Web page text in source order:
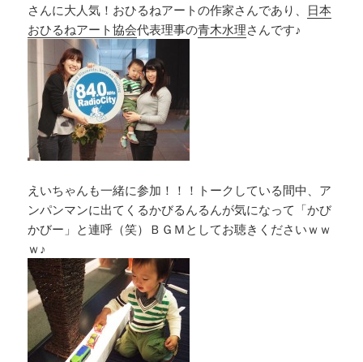
さんに大人気！おひるねアートの作家さんであり、 日本
おひるねアート協会代表理事の青木水理さんです♪
えいちゃんも一緒に参加！！！トークしている間中、ア
ンパンマンに出てくるかびるんるんが気になって「かび
かびー」と連呼（笑）ＢＧＭとしてお聴きくださいｗｗ
ｗ♪